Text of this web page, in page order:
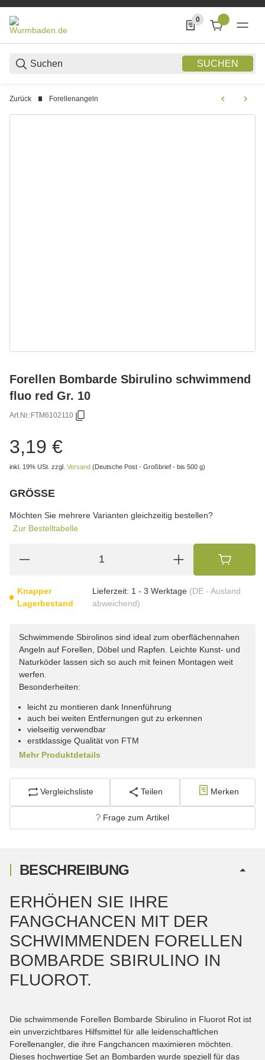
SUCHEN
0
0 Produkte in der
Zurück Forellenangeln
Forellen Bombarde Sbirulino schwimmend
fluo red Gr. 10
Art.Nr.:FTM6102110
3,19 €
inkl. 19% USt. zzgl. Versand (Deutsche Post - Großbrief - bis 500 g)
GRÖSSE
Möchten Sie mehrere Varianten gleichzeitig bestellen?
Zur Bestelltabelle
Knapper
Lagerbestand
Lieferzeit: 1 - 3 Werktage (DE - Ausland
abweichend)
Schwimmende Sbirolinos sind ideal zum oberflächennahen
Angeln auf Forellen, Döbel und Rapfen. Leichte Kunst- und
Naturköder lassen sich so auch mit feinen Montagen weit
werfen.
Besonderheiten:
leicht zu montieren dank Innenführung
auch bei weiten Entfernungen gut zu erkennen
vielseitig verwendbar
erstklassige Qualität von FTM
Mehr Produktdetails
Vergleichsliste Teilen Merken
Frage zum Artikel
BESCHREIBUNG
ERHÖHEN SIE IHRE
FANGCHANCEN MIT DER
SCHWIMMENDEN FORELLEN
BOMBARDE SBIRULINO IN
FLUOROT.
Die schwimmende Forellen Bombarde Sbirulino in Fluorot Rot ist
ein unverzichtbares Hilfsmittel für alle leidenschaftlichen
Forellenangler, die ihre Fangchancen maximieren möchten.
Dieses hochwertige Set an Bombarden wurde speziell für das